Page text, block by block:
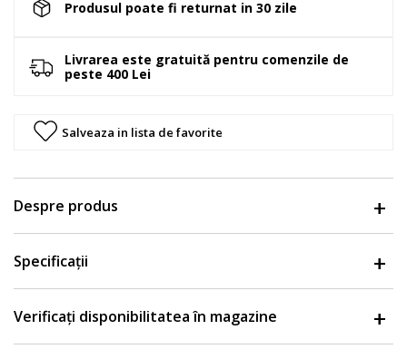
Produsul poate fi returnat in 30 zile
Livrarea este gratuită pentru comenzile de
peste 400 Lei
Salveaza in lista de favorite
Despre produs
Specificații
Verificați disponibilitatea în magazine